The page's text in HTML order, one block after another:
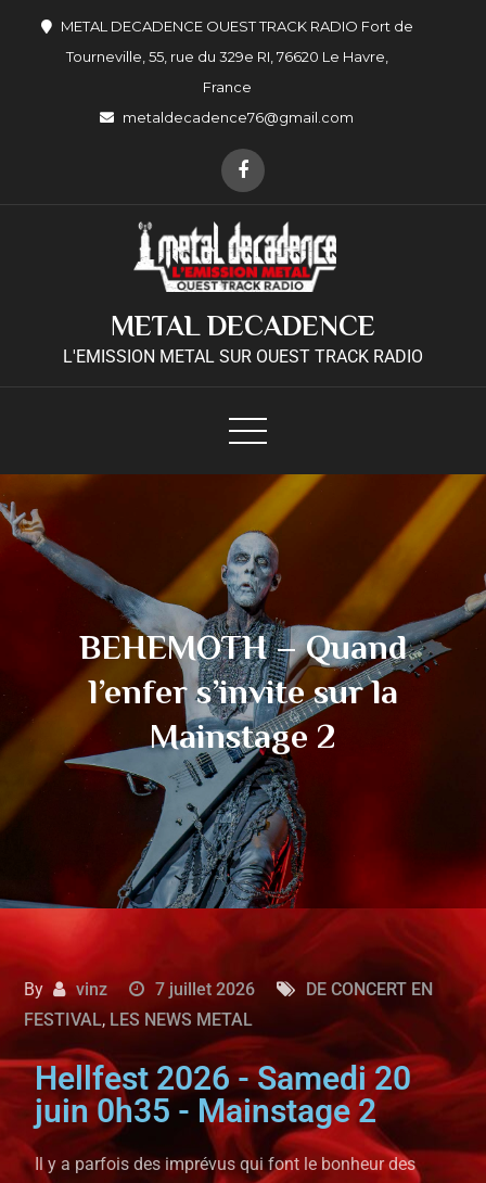
METAL DECADENCE OUEST TRACK RADIO Fort de
Tourneville, 55, rue du 329e RI, 76620 Le Havre,
France
metaldecadence76@gmail.com
METAL DECADENCE
L'EMISSION METAL SUR OUEST TRACK RADIO
BEHEMOTH – Quand
l’enfer s’invite sur la
Mainstage 2
By vinz 7 juillet 2026
DE CONCERT EN
FESTIVAL, LES NEWS METAL
Hellfest 2026 - Samedi 20
juin 0h35 - Mainstage 2
Il y a parfois des imprévus qui font le bonheur des